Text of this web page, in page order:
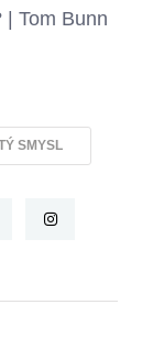
Tom Bunn
SMYSL